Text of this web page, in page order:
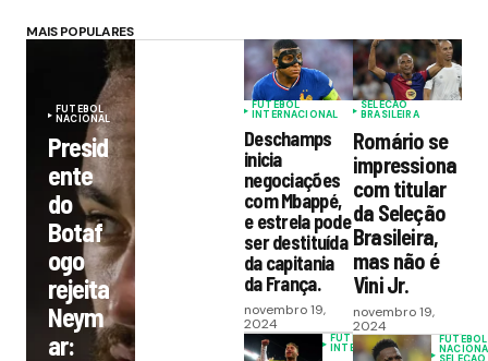
MAIS POPULARES
FUTEBOL
INTERNACIONAL
Deschamps
inicia
negociações
com Mbappé,
e estrela pode
ser destituída
da capitania
da França.
novembro 19,
2024
FUTEBOL
INTERNACIONAL
FUTEBOL
NACIONAL
Presid
ente
do
Botaf
ogo
rejeita
Neym
ar:
SELECAO
BRASILEIRA
Romário se
impressiona
com titular
da Seleção
Brasileira,
mas não é
Vini Jr.
novembro 19,
2024
FUTEBOL